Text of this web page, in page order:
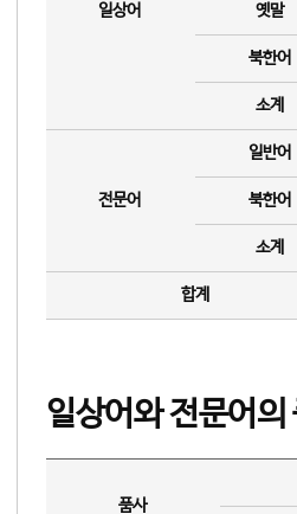
일상어 옛말
북한어
소계
전문어
일반어
북한어
소계
합계
일상어와 전문어의
품사